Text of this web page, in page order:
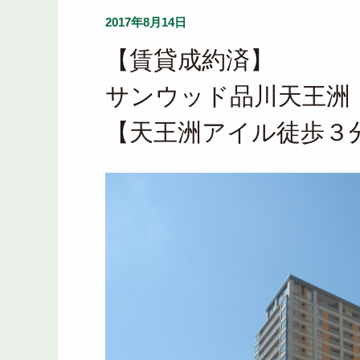
2017年8月14日
【賃貸成約済】
サンウッド品川天王洲
【天王洲アイル徒歩３